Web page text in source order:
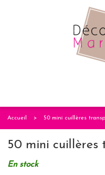
Accueil 50 mini cuillères
50 mini cuillères
En stock